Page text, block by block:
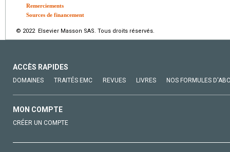
Remerciements
Sources de financement
© 2022 Elsevier Masson SAS. Tous droits réservés.
ACCÈS RAPIDES
DOMAINES TRAITÉS EMC REVUES LIVRES NOS FORMULES
MON COMPTE
CRÉER UN COMPTE